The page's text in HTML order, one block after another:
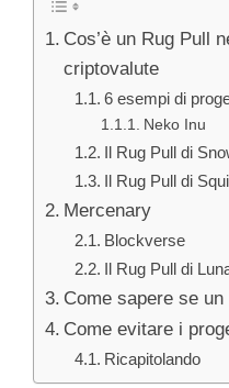
Cos’è un Rug Pull
criptovalute
6 esempi di
Neko Inu
Il Rug Pull di
Il Rug Pull di
Mercenary
Blockverse
Il Rug Pull di
Come sapere se
Come evitare i
Ricapitolando